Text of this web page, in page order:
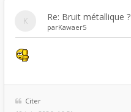
Re: Bruit métallique ?
parKawaer5
Citer